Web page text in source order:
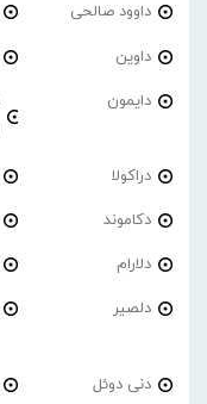
داوود صالحی
داوین
دایمون
دراکولا
دکاموند
دلارام
دلصیر
دنی دوئل